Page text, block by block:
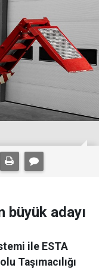
büyük adayı
ile ESTA
Taşımacılığı